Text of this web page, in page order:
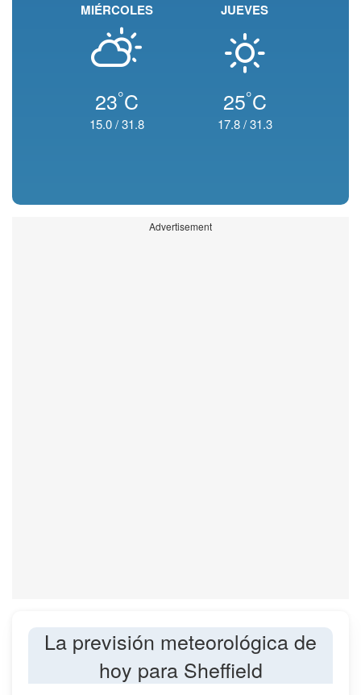
MIÉRCOLES
23°C
15.0/31.8
JUEVES
25°C
17.8/31.3
Advertisement
La previsión meteorológica de
hoy para Sheffield